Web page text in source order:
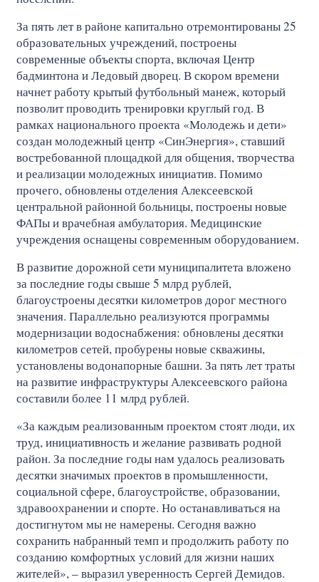
За пять лет в районе капитально отремонтированы 25
образовательных учреждений, построены
современные объекты спорта, включая Центр
бадминтона и Ледовый дворец. В скором времени
начнет работу крытый футбольный манеж, который
позволит проводить тренировки круглый год. В
рамках национального проекта «Молодежь и дети»
создан молодежный центр «СинЭнергия», ставший
востребованной площадкой для общения, творчества
и реализации молодежных инициатив. Помимо
прочего, обновлены отделения Алексеевской
центральной районной больницы, построены новые
ФАПы и врачебная амбулатория. Медицинские
учреждения оснащены современным оборудованием.
В развитие дорожной сети муниципалитета вложено
за последние годы свыше 5 млрд рублей,
благоустроены десятки километров дорог местного
значения. Параллельно реализуются программы
модернизации водоснабжения: обновлены десятки
километров сетей, пробурены новые скважины,
установлены водонапорные башни. За пять лет траты
на развитие инфраструктуры Алексеевского района
составили более 11 млрд рублей.
«За каждым реализованным проектом стоят люди, их
труд, инициативность и желание развивать родной
район. За последние годы нам удалось реализовать
десятки значимых проектов в промышленности,
социальной сфере, благоустройстве, образовании,
здравоохранении и спорте. Но останавливаться на
достигнутом мы не намерены. Сегодня важно
сохранить набранный темп и продолжить работу по
созданию комфортных условий для жизни наших
жителей», – выразил уверенность Сергей Демидов.